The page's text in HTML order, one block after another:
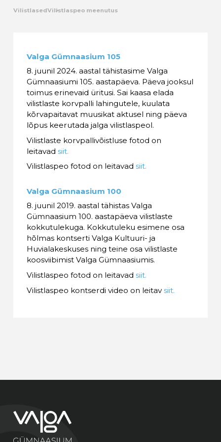
VilistlasedVilistlaspeo meenutus
Valga Gümnaasium 105
8. juunil 2024. aastal tähistasime Valga
Gümnaasiumi 105. aastapäeva. Päeva jooksul
toimus erinevaid üritusi. Sai kaasa elada
vilistlaste korvpalli lahingutele, kuulata
kõrvapaitavat muusikat aktusel ning päeva
lõpus keerutada jalga vilistlaspeol.
Vilistlaste korvpallivõistluse fotod on
leitavad siit.
Vilistlaspeo fotod on leitavad siit.
Valga Gümnaasium 100
8. juunil 2019. aastal tähistas Valga
Gümnaasium 100. aastapäeva vilistlaste
kokkutulekuga. Kokkutuleku esimene osa
hõlmas kontserti Valga Kultuuri- ja
Huvialakeskuses ning teine osa vilistlaste
koosviibimist Valga Gümnaasiumis.
Vilistlaspeo fotod on leitavad siit.
Vilistlaspeo kontserdi video on leitav siit.
Tule tööle
Järelvalve